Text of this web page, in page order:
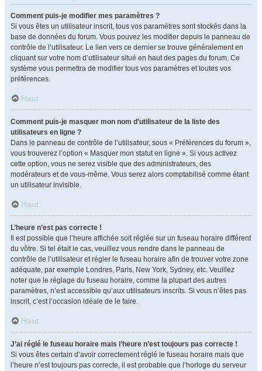
Comment puis-je modifier mes paramètres ?
Si vous êtes un utilisateur inscrit, tous vos paramètres sont stockés dans la
base de données du forum. Vous pouvez les modifier depuis le panneau de
contrôle de l’utilisateur. Le lien vers ce dernier se trouve généralement en
cliquant sur votre nom d’utilisateur situé en haut des pages du forum. Ce
système vous permettra de modifier tous vos paramètres et toutes vos
préférences.
Haut
Comment puis-je masquer mon nom d’utilisateur de la liste des
utilisateurs en ligne ?
Dans le panneau de contrôle de l’utilisateur, sous « Préférences du forum »,
vous trouverez l’option « Masquer mon statut en ligne ». Si vous activez
cette option, vous ne serez visible que des administrateurs, des
modérateurs et de vous-même. Vous serez alors comptabilisé comme étant
un utilisateur invisible.
Haut
L’heure n’est pas correcte !
Il est possible que l’heure affichée soit réglée sur un fuseau horaire différent
du vôtre. Si tel était le cas, veuillez vous rendre dans le panneau de
contrôle de l’utilisateur et régler le fuseau horaire afin de trouver votre zone
adéquate, par exemple Londres, Paris, New York, Sydney, etc. Veuillez
noter que le réglage du fuseau horaire, comme la plupart des autres
paramètres, n’est accessible qu’aux utilisateurs inscrits. Si vous n’êtes pas
inscrit, c’est l’occasion idéale de le faire.
Haut
J’ai réglé le fuseau horaire mais l’heure n’est toujours pas correcte !
Si vous êtes certain d’avoir correctement réglé le fuseau horaire mais que
l’heure n’est toujours pas correcte, il est probable que l’horloge du serveur